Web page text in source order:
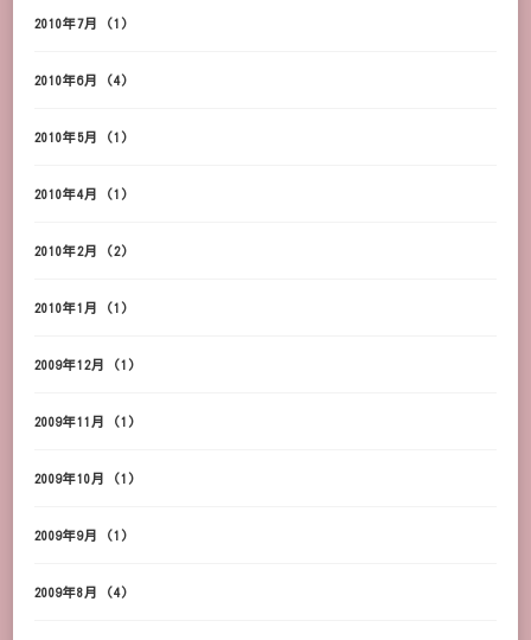
2010年7月 (1)
2010年6月 (4)
2010年5月 (1)
2010年4月 (1)
2010年2月 (2)
2010年1月 (1)
2009年12月 (1)
2009年11月 (1)
2009年10月 (1)
2009年9月 (1)
2009年8月 (4)